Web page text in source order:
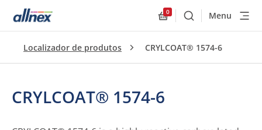
0
BuscarMenu
Localizador de produtos CRYLCOAT® 1574-6
CRYLCOAT® 1574-6